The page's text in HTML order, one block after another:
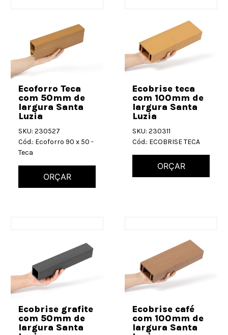
Ecoforro Teca
com 50mm de
largura Santa
Luzia
SKU: 230527
Cód.: Ecoforro 90 x 50 -
Teca
ORÇAR
Ecobrise teca
com 100mm de
largura Santa
Luzia
SKU: 230311
Cód.: ECOBRISE TECA
ORÇAR
Ecobrise grafite
com 50mm de
largura Santa
Ecobrise café
com 100mm de
largura Santa